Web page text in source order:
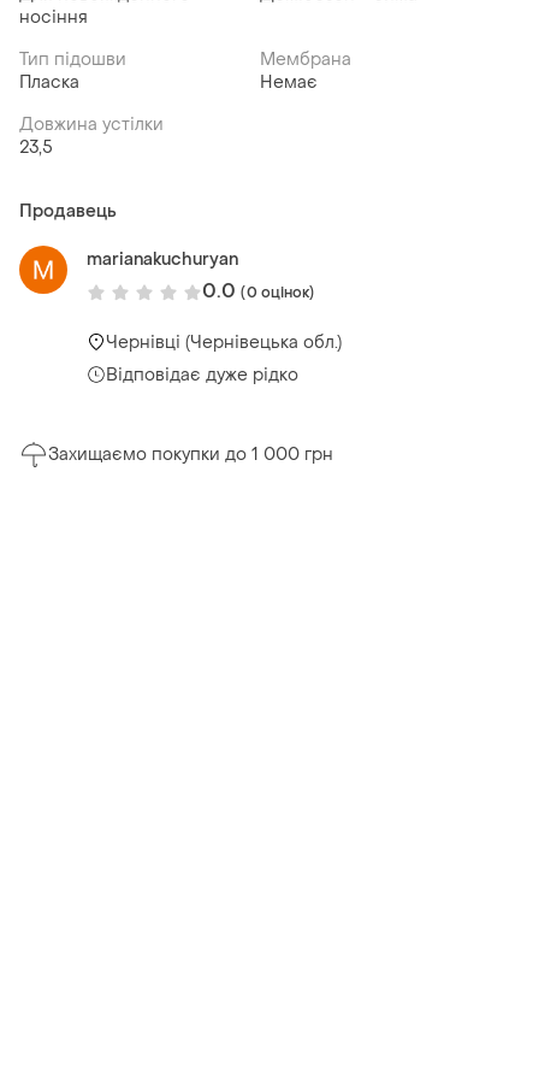
носіння
Тип підошви
Пласка
Мембрана
Немає
Довжина устілки
23,5
Продавець
marianakuchuryan
0.0 (0 оцінок)
Чернівці (Чернівецька обл.)
Відповідає дуже рідко
Захищаємо покупки до 1 000 грн